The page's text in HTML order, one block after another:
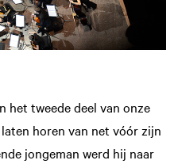
het tweede deel van onze
horen van net vóór zijn
jongeman werd hij naar